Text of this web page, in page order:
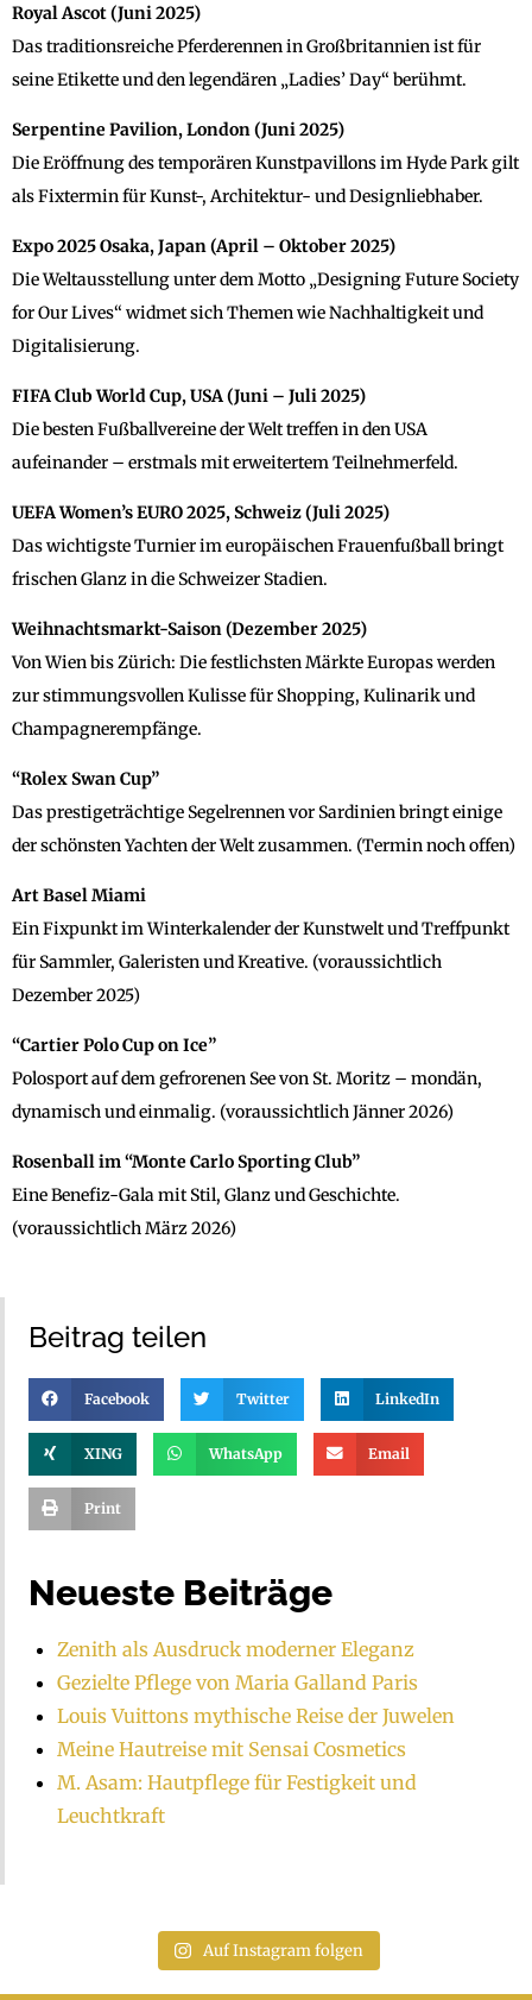
Royal Ascot (Juni 2025)
Das traditionsreiche Pferderennen in Großbritannien ist für
seine Etikette und den legendären „Ladies’ Day“ berühmt.
Serpentine Pavilion, London (Juni 2025)
Die Eröffnung des temporären Kunstpavillons im Hyde Park gilt
als Fixtermin für Kunst-, Architektur- und Designliebhaber.
Expo 2025 Osaka, Japan (April – Oktober 2025)
Die Weltausstellung unter dem Motto „Designing Future Society
for Our Lives“ widmet sich Themen wie Nachhaltigkeit und
Digitalisierung.
FIFA Club World Cup, USA (Juni – Juli 2025)
Die besten Fußballvereine der Welt treffen in den USA
aufeinander – erstmals mit erweitertem Teilnehmerfeld.
UEFA Women’s EURO 2025, Schweiz (Juli 2025)
Das wichtigste Turnier im europäischen Frauenfußball bringt
frischen Glanz in die Schweizer Stadien.
Weihnachtsmarkt-Saison (Dezember 2025)
Von Wien bis Zürich: Die festlichsten Märkte Europas werden
zur stimmungsvollen Kulisse für Shopping, Kulinarik und
Champagnerempfänge.
“Rolex Swan Cup”
Das prestigeträchtige Segelrennen vor Sardinien bringt einige
der schönsten Yachten der Welt zusammen. (Termin noch offen)
Art Basel Miami
Ein Fixpunkt im Winterkalender der Kunstwelt und Treffpunkt
für Sammler, Galeristen und Kreative. (voraussichtlich
Dezember 2025)
“Cartier Polo Cup on Ice”
Polosport auf dem gefrorenen See von St. Moritz – mondän,
dynamisch und einmalig. (voraussichtlich Jänner 2026)
Rosenball im “Monte Carlo Sporting Club”
Eine Benefiz-Gala mit Stil, Glanz und Geschichte.
(voraussichtlich März 2026)
Beitrag teilen
Facebook Twitter LinkedIn
XING WhatsApp Email
Print
Neueste Beiträge
Zenith als Ausdruck moderner Eleganz
Gezielte Pflege von Maria Galland Paris
Louis Vuittons mythische Reise der Juwelen
Meine Hautreise mit Sensai Cosmetics
M. Asam: Hautpflege für Festigkeit und
Leuchtkraft
Auf Instagram folgen